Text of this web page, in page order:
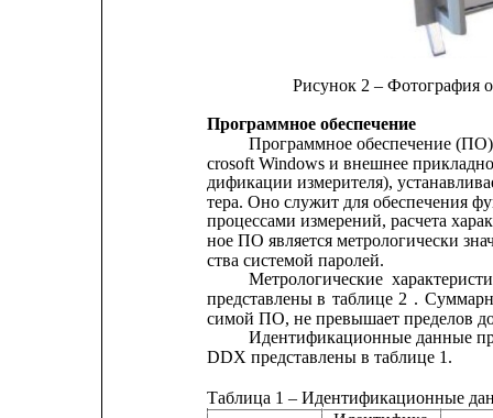
Рисунок 2 – Фотография
Программное обеспечение
Программное обеспечение
crosoft Windows и внешнее
дификации измерителя),
тера. Оно служит для обеспечения
процессами измерений, расчета
ное ПО является метрологически
ства системой паролей.
Метрологические
представлены в таблице 2 .
симой ПО, не превышает пределов
Идентификационные данные
DDX представлены в таблице 1.
Таблица 1 – Идентификационные